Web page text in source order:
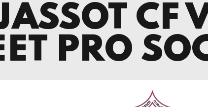
CF
PRO